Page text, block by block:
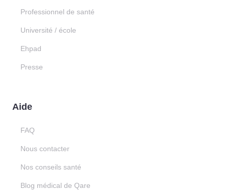
Professionnel de santé
Université / école
Ehpad
Presse
Aide
FAQ
Nous contacter
Nos conseils santé
Blog médical de Qare